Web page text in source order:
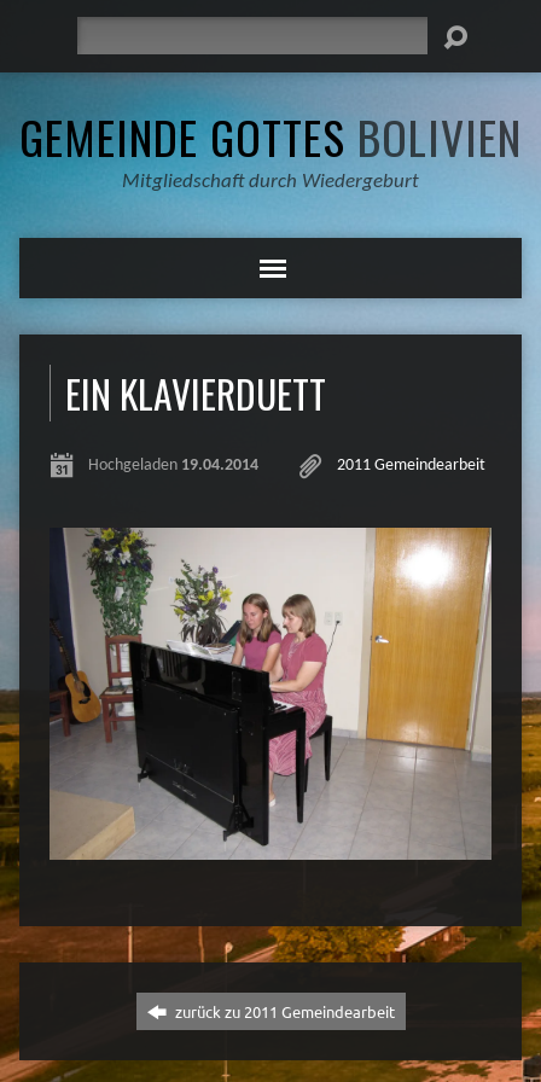
GEMEINDE GOTTES BOLIVIEN
Mitgliedschaft durch Wiedergeburt
EIN KLAVIERDUETT
Hochgeladen 19.04.2014 2011 Gemeindearbeit
zurück zu 2011 Gemeindearbeit